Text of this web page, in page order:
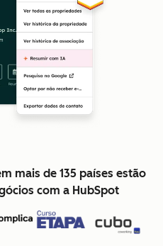
mais de 135 países estão
com a HubSpot